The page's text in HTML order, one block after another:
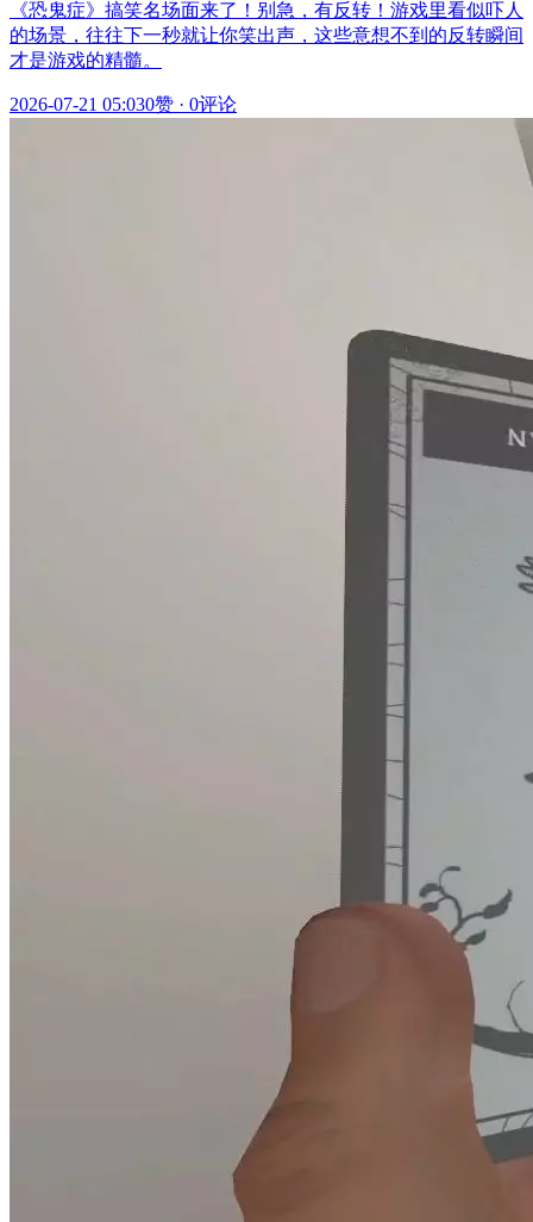
《恐鬼症》搞笑名场面来了！别急，有反转！游戏里看似吓人
的场景，往往下一秒就让你笑出声，这些意想不到的反转瞬间
才是游戏的精髓。
2026-07-21 05:030赞 · 0评论